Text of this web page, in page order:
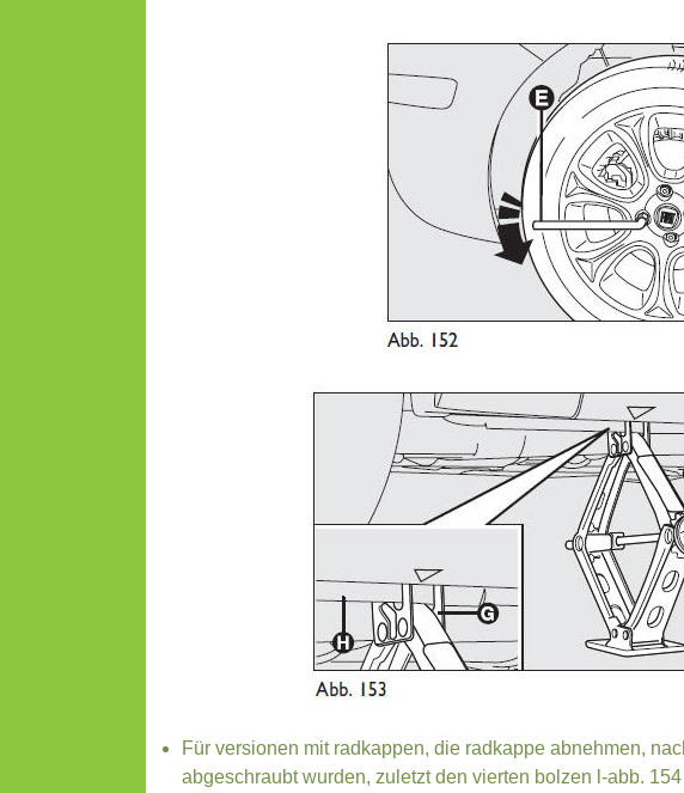
Für versionen mit radkappen, die radkappe abnehmen,
abgeschraubt wurden, zuletzt den vierten bolzen l-abb.